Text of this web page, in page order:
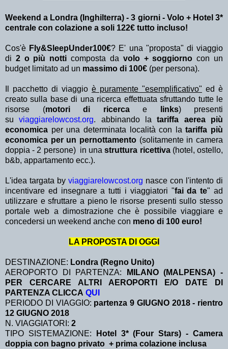
Weekend a Londra (Inghilterra) - 3 giorni - Volo + Hotel 3*
centrale con colazione a soli 122€ tutto incluso!
Cos'è Fly&SleepUnder100€? E' una "proposta" di viaggio
di 2 o più notticomposta da volo + soggiorno con un
budget limitato ad un massimo di 100€ (per persona).
Il pacchetto di viaggio è puramente "esemplificativo" ed è
creato sulla base di una ricerca effettuata sfruttando tutte le
risorse (motori di ricerca e links) presenti
suviaggiarelowcost.org. abbinando la tariffa aerea più
economica per una determinata località con latariffa più
economica per un pernottamento (solitamente in camera
doppia - 2 persone) in unastruttura ricettiva(hotel, ostello,
b&b, appartamento ecc.).
L'idea targata by viaggiarelowcost.org nasce con l'intento di
incentivare ed insegnare a tutti i viaggiatori "fai da te" ad
utilizzare e sfruttare a pieno le risorse presenti sullo stesso
portale web a dimostrazione che è possibile viaggiare e
concedersi un weekend anche con meno di 100 euro!
LA PROPOSTA DI OGGI
DESTINAZIONE: Londra (Regno Unito)
AEROPORTO DI PARTENZA:
MILANO (MALPENSA) -
PER CERCARE ALTRI AEROPORTI E/O DATE DI
PARTENZA CLICCA QUI
PERIODO DI VIAGGIO: partenza 9 GIUGNO 2018- rientro
12 GIUGNO 2018
N. VIAGGIATORI: 2
TIPO SISTEMAZIONE:
Hotel 3* (Four Stars) - Camera
doppia con bagno privato + prima colazione inclusa